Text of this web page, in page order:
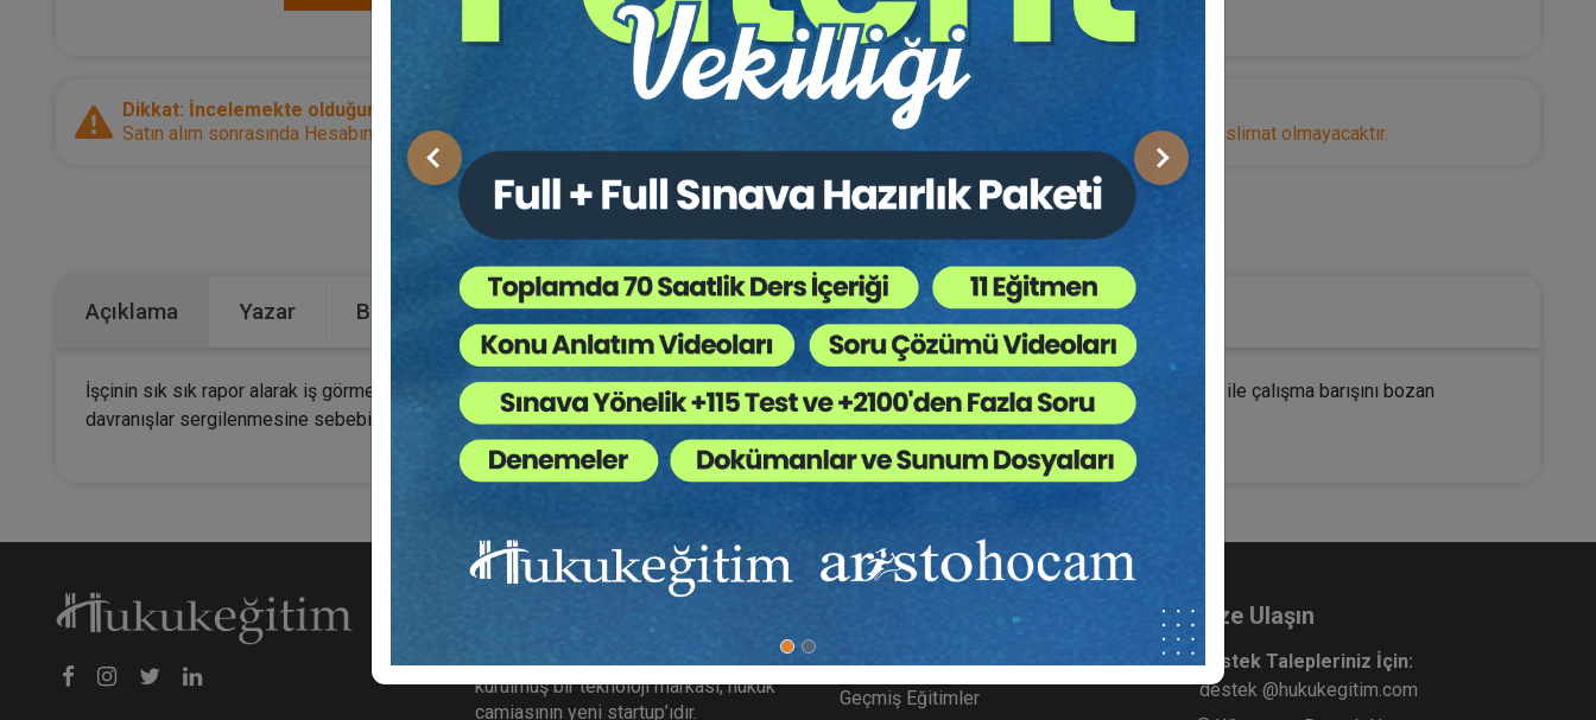
Önceki Sonraki
Dikkat: İncelemekte olduğunuz ürün bir e-kitaptır.
Satın alım sonrasında Hesabım sayfanız üzerinden direkt olarak ulaşabilir ve cihazlarınızdan okuyabilirsiniz. Adresinize herhangi bir teslimat olmayacaktır.
Kategoriler: Bütün Hukuk Kitapları,Kongreler / Sempozyumlar
Açıklama Yazar Bu Kitap İçin Kaç Ağaç Kesiliyor ?
İşçinin sık sık rapor alarak iş görme edimini gereği gibi ifa edememesi, işyerindeki diğer personellere ek külfet doğuruyor ve işyeri düzeni ile çalışma barışını bozan
davranışlar sergilenmesine sebebiyet veriyor ise, rapor alan işçinin iş sözleşmesi geçerli nedenle feshedilebilir.
hukukegitim.com Aristo tarafından
kurulmuş bir teknoloji markası, hukuk
camiasının yeni startup’ıdır.
SSS
Geçmiş Eğitimler
Bize Ulaşın
Destek Talepleriniz İçin:
destek @hukukegitim.com